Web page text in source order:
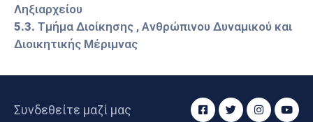
Προσκλήσεις
Αποφάσεις
Καιρός
Ληξιαρχείου
5.3. Τμήμα Διοίκησης , Ανθρώπινου Δυναμικού και
Διοικητικής Μέριμνας
Συνδεθείτε μαζί μας